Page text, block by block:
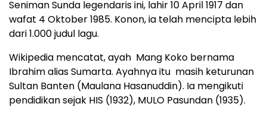
Seniman Sunda legendaris ini, lahir 10 April 1917 dan
wafat 4 Oktober 1985. Konon, ia telah mencipta lebih
dari 1.000 judul lagu.
Wikipedia mencatat, ayah Mang Koko bernama
Ibrahim alias Sumarta. Ayahnya itu masih keturunan
Sultan Banten (Maulana Hasanuddin). Ia mengikuti
pendidikan sejak HIS (1932), MULO Pasundan (1935).